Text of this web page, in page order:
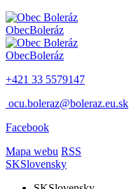
ObecBoleráz
ObecBoleráz
+421 33 5579147
ocu.boleraz@boleraz.eu.sk
Facebook
Mapa webu RSS
SKSlovensky